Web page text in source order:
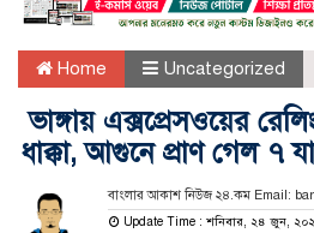
Home Uncategorized
ভাঙ্গায় এক্সপ্রেসওয়ের
ধাক্কা, আগুনে প্রাণ গেল ৭
বাংলার আকাশ নিউজ ২৪.কম Email:
Update Time : শনিবার, ২৪ জুন,